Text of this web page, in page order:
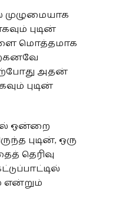
முழுமையாக
புடின்
மொத்தமாக
அதன்
புடின்
ஒன்றை
புடின், ஒரு
தெரிவு
என்றும்